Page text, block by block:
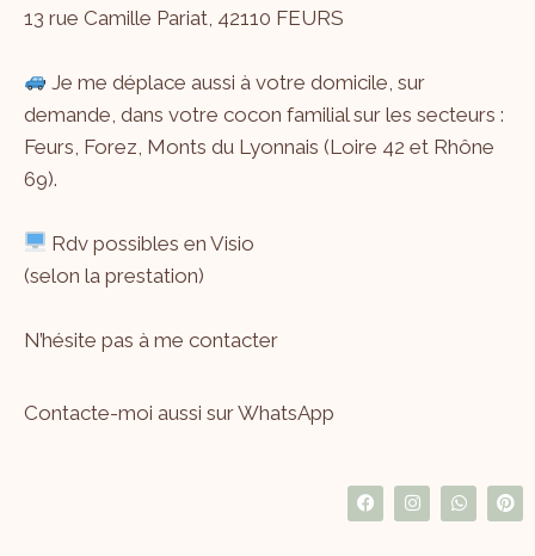
13 rue Camille Pariat, 42110 FEURS
Je me déplace aussi à votre domicile, sur
demande, dans votre cocon familial sur les secteurs :
Feurs, Forez, Monts du Lyonnais (Loire 42 et Rhône
69).
Rdv possibles en Visio
(selon la prestation)
N’hésite pas à me contacter
Contacte-moi aussi sur WhatsApp